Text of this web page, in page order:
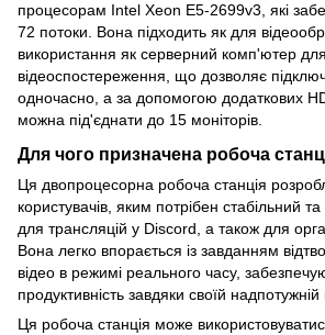
процесорам Intel Xeon E5-2699v3, які
72 потоки. Вона підходить як для
використання як серверний комп'ютер для
відеоспостереження, що дозволяє
одночасно, а за допомогою додаткових
можна під'єднати до 15 моніторів.
Для чого призначена робоча
Ця двопроцесорна робоча станція
користувачів, яким потрібен стабільний
для трансляцій у Discord, а також для
Вона легко впорається із завданням
відео в режимі реального часу,
продуктивність завдяки своїй надпотужній
Ця робоча станція може